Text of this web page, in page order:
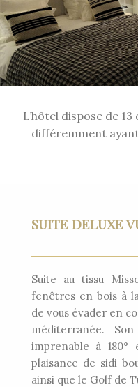
L’hôtel dispose de
différemment
SUITE DELUXE
Suite au tissu
fenêtres en bois à
de vous évader en
méditerranée.
imprenable à
plaisance de sidi
ainsi que le Golf de